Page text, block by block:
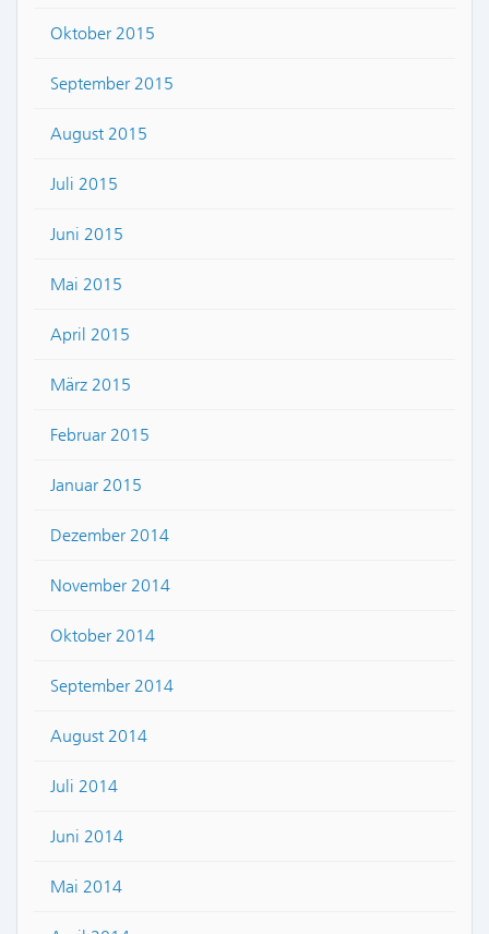
Oktober 2015
September 2015
August 2015
Juli 2015
Juni 2015
Mai 2015
April 2015
März 2015
Februar 2015
Januar 2015
Dezember 2014
November 2014
Oktober 2014
September 2014
August 2014
Juli 2014
Juni 2014
Mai 2014